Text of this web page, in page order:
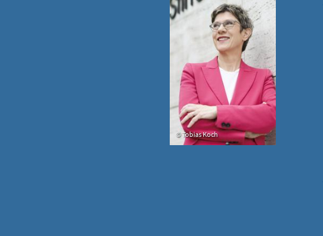
Tobias Koch